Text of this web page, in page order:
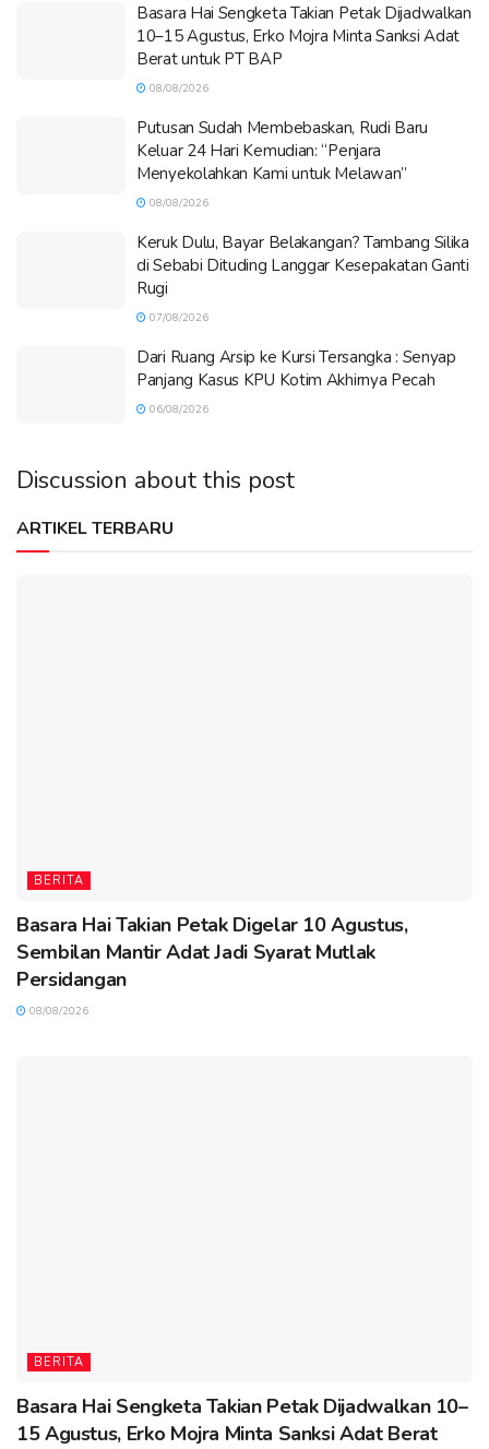
Basara Hai Sengketa Takian Petak Dijadwalkan
10–15 Agustus, Erko Mojra Minta Sanksi Adat
Berat untuk PT BAP
08/08/2026
Putusan Sudah Membebaskan, Rudi Baru
Keluar 24 Hari Kemudian: “Penjara
Menyekolahkan Kami untuk Melawan”
08/08/2026
Keruk Dulu, Bayar Belakangan? Tambang Silika
di Sebabi Dituding Langgar Kesepakatan Ganti
Rugi
07/08/2026
Dari Ruang Arsip ke Kursi Tersangka : Senyap
Panjang Kasus KPU Kotim Akhirnya Pecah
06/08/2026
Discussion about this post
ARTIKEL TERBARU
BERITA
Basara Hai Takian Petak Digelar 10 Agustus,
Sembilan Mantir Adat Jadi Syarat Mutlak
Persidangan
08/08/2026
BERITA
Basara Hai Sengketa Takian Petak Dijadwalkan 10–
15 Agustus, Erko Mojra Minta Sanksi Adat Berat